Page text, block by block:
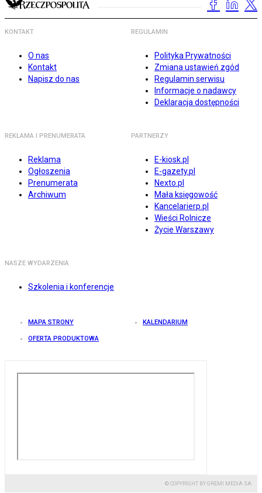
KONTAKT
O nas
Kontakt
Napisz do nas
REGULAMIN
Polityka Prywatności
Zmiana ustawień zgód
Regulamin serwisu
Informacje o nadawcy
Deklaracja dostępności
REKLAMA I PRENUMERATA
Reklama
Ogłoszenia
Prenumerata
Archiwum
PARTNERZY
E-kiosk.pl
E-gazety.pl
Nexto.pl
Mała księgowość
Kancelarierp.pl
Wieści Rolnicze
Życie Warszawy
NASZE WYDARZENIA
Szkolenia i konferencje
MAPA STRONY KALENDARIUM
OFERTA PRODUKTOWA
© COPYRIGHT BY GREMI MEDIA SA